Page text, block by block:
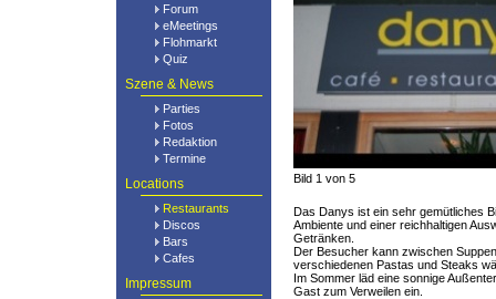
Forum
eMeetings
Flohmarkt
Quiz
Szene & News
Parties
Fotos
Redaktion
Termine
Locations
Restaurants
Discos
Bars
Cafes
Impressum
Bild 1 von 5
Das Danys ist ein sehr gemütliches
Ambiente und einer reichhaltigen
Getränken.
Der Besucher kann zwischen
verschiedenen Pastas und Steaks
Im Sommer läd eine sonnige
Gast zum Verweilen ein.